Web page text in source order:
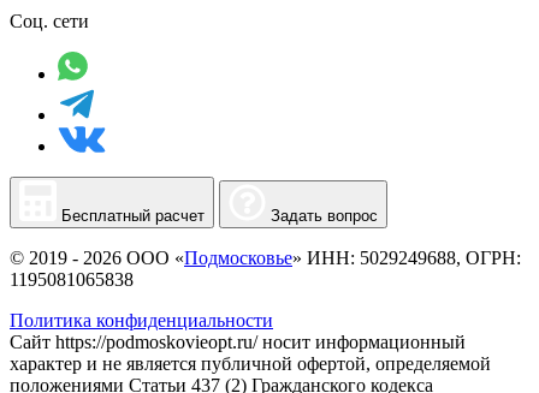
Соц. сети
Бесплатный расчет Задать вопрос
© 2019 - 2026 ООО «Подмосковье» ИНН: 5029249688, ОГРН:
1195081065838
Политика конфиденциальности
Сайт https://podmoskovieopt.ru/ носит информационный
характер и не является публичной офертой, определяемой
положениями Статьи 437 (2) Гражданского кодекса